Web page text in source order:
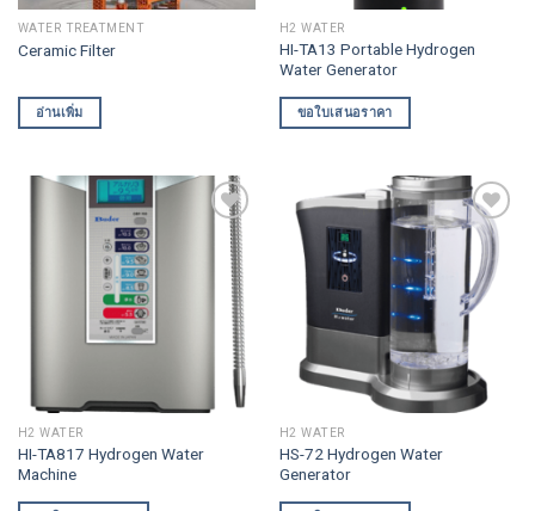
WATER TREATMENT
Ceramic Filter
อ่านเพิ่ม
H2 WATER
HI-TA13 Portable Hydrogen
Water Generator
ขอใบเสนอราคา
Add to
wishlist
H2 WATER
HI-TA817 Hydrogen Water
Machine
Add to
wishlist
H2 WATER
HS-72 Hydrogen Water
Generator